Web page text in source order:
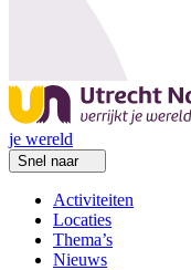
je wereld
Snel naar
Activiteiten
Locaties
Thema’s
Nieuws